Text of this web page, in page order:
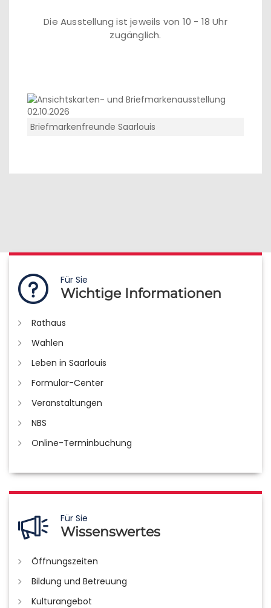
Die Ausstellung ist jeweils von 10 - 18 Uhr
zugänglich.
Briefmarkenfreunde Saarlouis
Für Sie
Wichtige Informationen
Rathaus
Wahlen
Leben in Saarlouis
Formular-Center
Veranstaltungen
NBS
Online-Terminbuchung
Für Sie
Wissenswertes
Öffnungszeiten
Bildung und Betreuung
Kulturangebot